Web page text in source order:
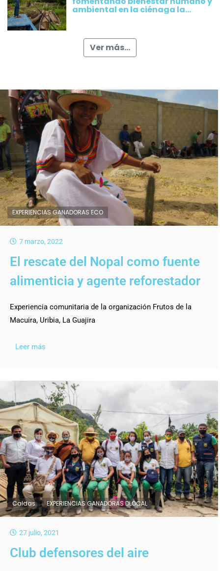
ambiental en la ciénaga la
Ver más...
EXPERIENCIAS GANADORAS ECO
7 marzo, 2022
El rescate del Nopal como fuente
alimenticia y agente reforestador
Experiencia comunitaria de la organización Frutos de la
Macuira, Uribia, La Guajira
Leer más
Caldas EXPERIENCIAS GANADORAS DLOCAL
27 julio, 2021
Club defensores del aire